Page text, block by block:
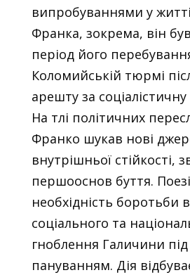
випробуваннями у
Франка, зокрема, він
період його
Коломийській тюрмі
арешту за
На тлі політичних
Франко шукав нові
внутрішньої стійкості,
першооснов буття.
необхідність боротьби
соціального та
гноблення Галичини
пануванням. Дія